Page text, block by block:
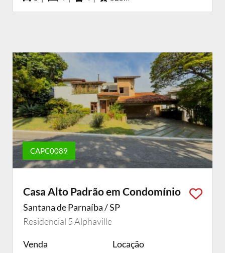
CAPC0089
Casa Alto Padrão em Condomínio
Santana de Parnaíba / SP
Residencial 5 Alphaville
Venda Locação